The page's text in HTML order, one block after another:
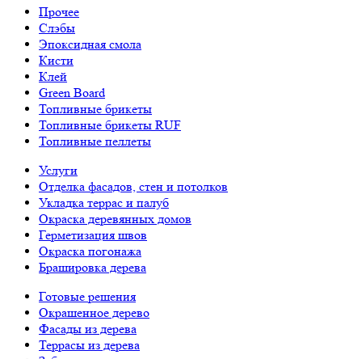
Прочее
Слэбы
Эпоксидная смола
Кисти
Клей
Green Board
Топливные брикеты
Топливные брикеты RUF
Топливные пеллеты
Услуги
Отделка фасадов, стен и потолков
Укладка террас и палуб
Окраска деревянных домов
Герметизация швов
Окраска погонажа
Брашировка дерева
Готовые решения
Окрашенное дерево
Фасады из дерева
Террасы из дерева